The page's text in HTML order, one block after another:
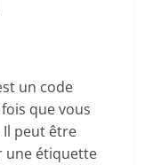
un code
que vous
peut être
une étiquette